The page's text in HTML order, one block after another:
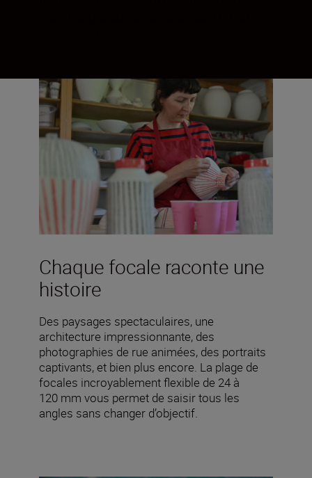
Chaque focale raconte une
histoire
Des paysages spectaculaires, une
architecture impressionnante, des
photographies de rue animées, des portraits
captivants, et bien plus encore. La plage de
focales incroyablement flexible de 24 à
120 mm vous permet de saisir tous les
angles sans changer d’objectif.